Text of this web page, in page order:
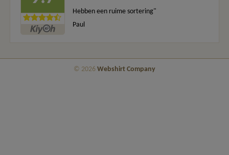
Hebben een ruime sortering"
Paul
© 2026 Webshirt Company